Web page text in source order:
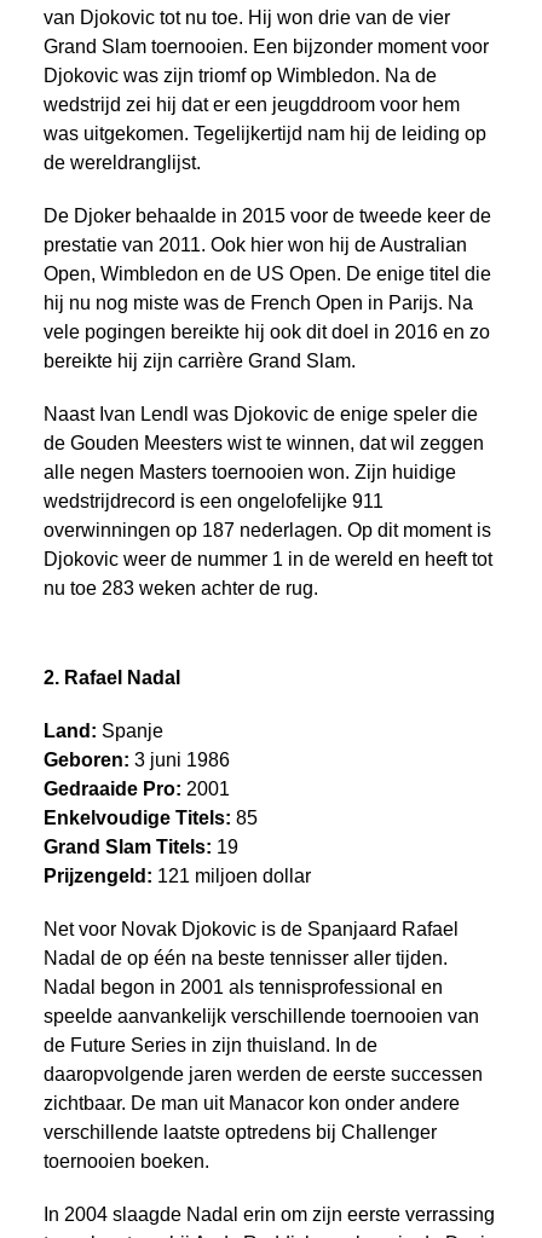
van Djokovic tot nu toe. Hij won drie van de vier
Grand Slam toernooien. Een bijzonder moment voor
Djokovic was zijn triomf op Wimbledon. Na de
wedstrijd zei hij dat er een jeugddroom voor hem
was uitgekomen. Tegelijkertijd nam hij de leiding op
de wereldranglijst.
De Djoker behaalde in 2015 voor de tweede keer de
prestatie van 2011. Ook hier won hij de Australian
Open, Wimbledon en de US Open. De enige titel die
hij nu nog miste was de French Open in Parijs. Na
vele pogingen bereikte hij ook dit doel in 2016 en zo
bereikte hij zijn carrière Grand Slam.
Naast Ivan Lendl was Djokovic de enige speler die
de Gouden Meesters wist te winnen, dat wil zeggen
alle negen Masters toernooien won. Zijn huidige
wedstrijdrecord is een ongelofelijke 911
overwinningen op 187 nederlagen. Op dit moment is
Djokovic weer de nummer 1 in de wereld en heeft tot
nu toe 283 weken achter de rug.
2. Rafael Nadal
Land: Spanje
Geboren: 3 juni 1986
Gedraaide Pro: 2001
Enkelvoudige Titels: 85
Grand Slam Titels: 19
Prijzengeld: 121 miljoen dollar
Net voor Novak Djokovic is de Spanjaard Rafael
Nadal de op één na beste tennisser aller tijden.
Nadal begon in 2001 als tennisprofessional en
speelde aanvankelijk verschillende toernooien van
de Future Series in zijn thuisland. In de
daaropvolgende jaren werden de eerste successen
zichtbaar. De man uit Manacor kon onder andere
verschillende laatste optredens bij Challenger
toernooien boeken.
In 2004 slaagde Nadal erin om zijn eerste verrassing